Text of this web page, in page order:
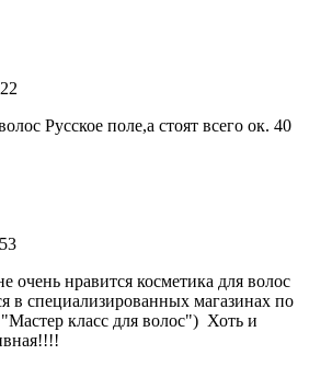
Русское поле,а стоят всего ок. 40
очень нравится косметика для волос
в специализированных магазинах по
класс для волос") Хоть и